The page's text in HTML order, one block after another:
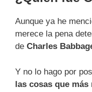
Aunque ya he
merece la pena
de Charles
Y no lo hago por
las cosas que